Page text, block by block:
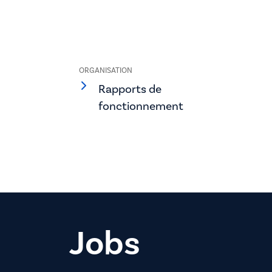
ORGANISATION
Rapports de
fonctionnement
Jobs